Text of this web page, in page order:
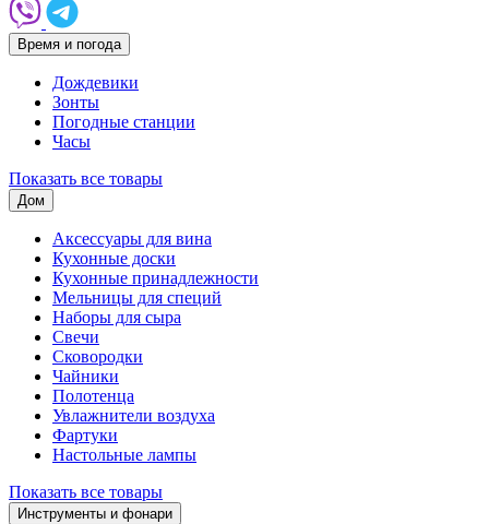
Время и погода
Дождевики
Зонты
Погодные станции
Часы
Показать все товары
Дом
Аксессуары для вина
Кухонные доски
Кухонные принадлежности
Мельницы для специй
Наборы для сыра
Свечи
Сковородки
Чайники
Полотенца
Увлажнители воздуха
Фартуки
Настольные лампы
Показать все товары
Инструменты и фонари